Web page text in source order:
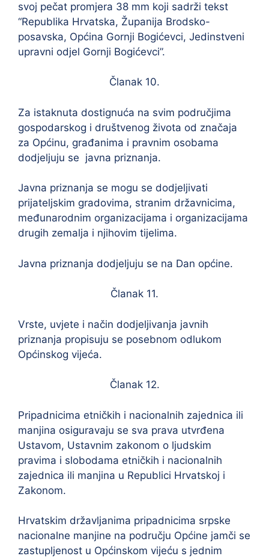
svoj pečat promjera 38 mm koji sadrži tekst
“Republika Hrvatska, Županija Brodsko-
posavska, Općina Gornji Bogićevci, Jedinstveni
upravni odjel Gornji Bogićevci”.
Članak 10.
Za istaknuta dostignuća na svim područjima
gospodarskog i društvenog života od značaja
za Općinu, građanima i pravnim osobama
dodjeljuju se javna priznanja.
Javna priznanja se mogu se dodjeljivati
prijateljskim gradovima, stranim državnicima,
međunarodnim organizacijama i organizacijama
drugih zemalja i njihovim tijelima.
Javna priznanja dodjeljuju se na Dan općine.
Članak 11.
Vrste, uvjete i način dodjeljivanja javnih
priznanja propisuju se posebnom odlukom
Općinskog vijeća.
Članak 12.
Pripadnicima etničkih i nacionalnih zajednica ili
manjina osiguravaju se sva prava utvrđena
Ustavom, Ustavnim zakonom o ljudskim
pravima i slobodama etničkih i nacionalnih
zajednica ili manjina u Republici Hrvatskoj i
Zakonom.
Hrvatskim državljanima pripadnicima srpske
nacionalne manjine na području Općine jamči se
zastupljenost u Općinskom vijeću s jednim